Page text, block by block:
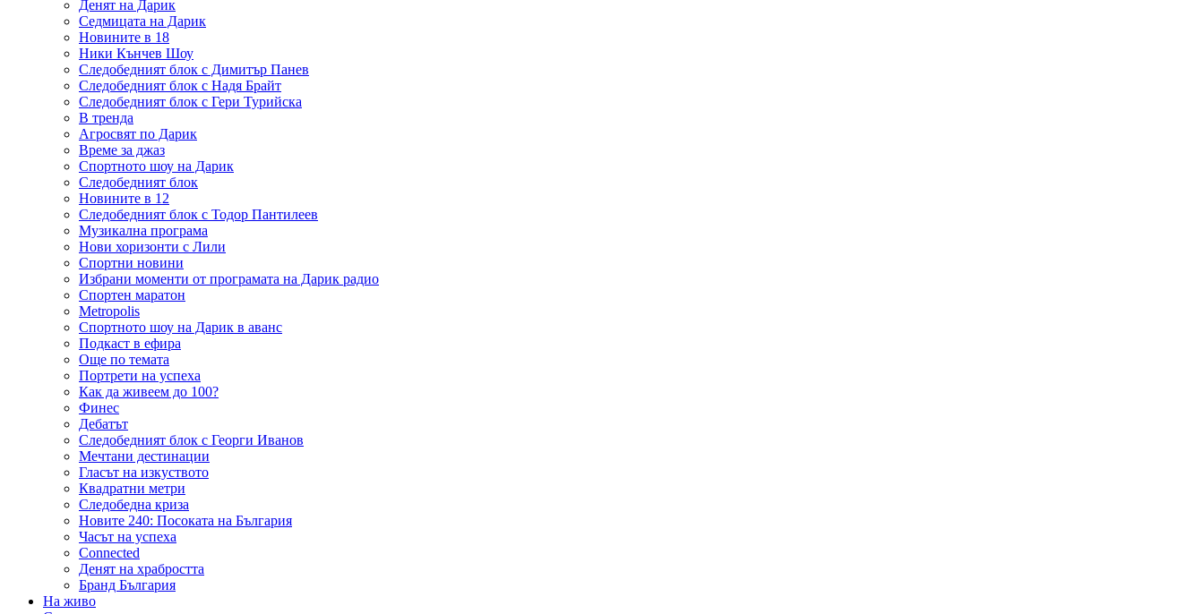
Денят на Дарик
Седмицата на Дарик
Новините в 18
Ники Кънчев Шоу
Следобедният блок с Димитър Панев
Следобедният блок с Надя Брайт
Следобедният блок с Гери Турийска
В тренда
Агросвят по Дарик
Време за джаз
Спортното шоу на Дарик
Следобедният блок
Новините в 12
Следобедният блок с Тодор Пантилеев
Музикална програма
Нови хоризонти с Лили
Спортни новини
Избрани моменти от програмата на Дарик радио
Спортен маратон
Metropolis
Спортното шоу на Дарик в аванс
Подкаст в ефира
Още по темата
Портрети на успеха
Как да живеем до 100?
Финес
Дебатът
Следобедният блок с Георги Иванов
Мечтани дестинации
Гласът на изкуството
Квадратни метри
Следобедна криза
Новите 240: Посоката на България
Часът на успеха
Connected
Денят на храбростта
Бранд България
На живо